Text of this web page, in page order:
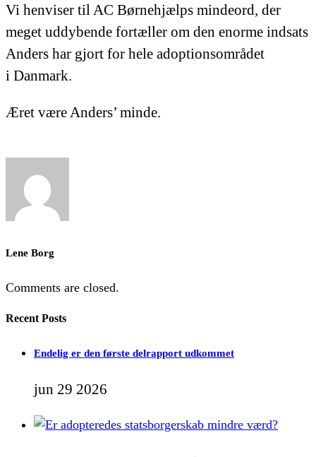
Vi henviser til AC Børnehjælps mindeord, der
meget uddybende fortæller om den enorme indsats
Anders har gjort for hele adoptionsområdet
i Danmark.
Æret være Anders’ minde.
Lene Borg
Comments are closed.
Recent Posts
Endelig er den første delrapport udkommet
jun 29 2026